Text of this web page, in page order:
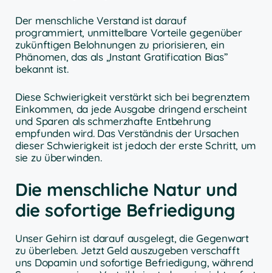
Der menschliche Verstand ist darauf
programmiert, unmittelbare Vorteile gegenüber
zukünftigen Belohnungen zu priorisieren, ein
Phänomen, das als „Instant Gratification Bias”
bekannt ist.
Diese Schwierigkeit verstärkt sich bei begrenztem
Einkommen, da jede Ausgabe dringend erscheint
und Sparen als schmerzhafte Entbehrung
empfunden wird. Das Verständnis der Ursachen
dieser Schwierigkeit ist jedoch der erste Schritt, um
sie zu überwinden.
Die menschliche Natur und
die sofortige Befriedigung
Unser Gehirn ist darauf ausgelegt, die Gegenwart
zu überleben. Jetzt Geld auszugeben verschafft
uns Dopamin und sofortige Befriedigung, während